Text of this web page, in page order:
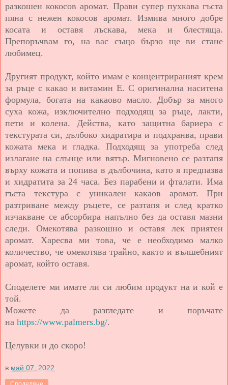
разкошен кокосов аромат. Прави супер пухкава гъста
пяна с нежен кокосов аромат. Измива много добре
косата и оставя лъскава, мека и блестяща.
Препоръчвам го, на вас също бързо ще ви стане
любимец.
Другият продукт, който имам е концентрираният крем
за ръце с какао и витамин Е. С оригинална наситена
формула, богата на какаово масло. Добър за много
суха кожа, изключително подходящ за ръце, лакти,
пети и колена. Действа, като защитна бариера с
текстурата си, дълбоко хидратира и подхранва, прави
кожата мека и гладка. Подходящ за употреба след
излагане на слънце или вятър. Мигновено се разтапя
върху кожата и попива в дълбочина, като я предпазва
и хидратита за 24 часа. Без парабени и фталати. Има
гъста текстура с уникален какаов аромат. При
разтриване между ръцете, се разтапя и след кратко
изчакване се абсорбира напълно без да оставя мазни
следи. Омекотява разкошно и оставя лек приятен
аромат. Харесва ми това, че е необходимо малко
количество, че омекотява трайно, както и вълшебният
аромат, който оставя.
Споделете ми имате ли си любим продукт на и кой е
той.
Можете да разгледате и поръчате
на https://www.palmers.bg/.
Целувки и до скоро!
в май 07, 2022